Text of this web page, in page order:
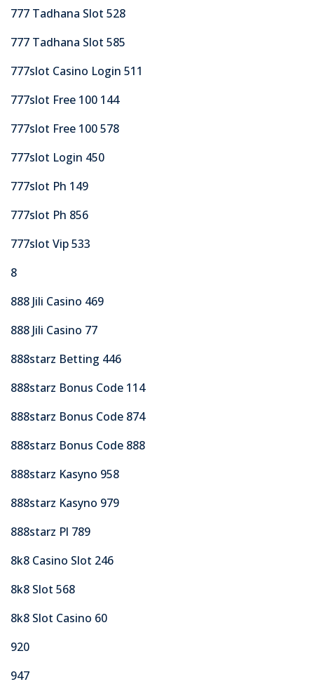
777 Tadhana Slot 528
777 Tadhana Slot 585
777slot Casino Login 511
777slot Free 100 144
777slot Free 100 578
777slot Login 450
777slot Ph 149
777slot Ph 856
777slot Vip 533
8
888 Jili Casino 469
888 Jili Casino 77
888starz Betting 446
888starz Bonus Code 114
888starz Bonus Code 874
888starz Bonus Code 888
888starz Kasyno 958
888starz Kasyno 979
888starz Pl 789
8k8 Casino Slot 246
8k8 Slot 568
8k8 Slot Casino 60
920
947